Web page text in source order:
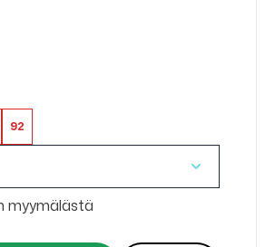
92
myymälästä